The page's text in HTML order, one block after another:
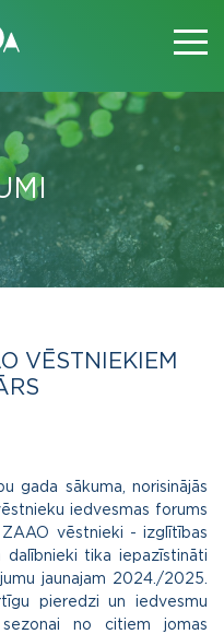
VĒSTNIEKIEM
gada sākuma, norisinājās
iedvesmas forums
vēstnieki - izglītības
dalībnieki tika iepazīstināti
jaunajam 2024./2025.
pieredzi un iedvesmu
no citiem jomas